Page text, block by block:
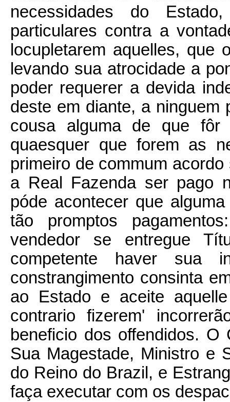
necessidades do
particulares contra a
locupletarem aquelles, que
levando sua atrocidade a
poder requerer a devida
deste em diante, a ninguem
cousa alguma de que fôr
quaesquer que forem as
primeiro de commum
a Real Fazenda ser pago
póde acontecer que
tão promptos
vendedor se entregue
competente haver sua
constrangimento consinta
ao Estado e aceite
contrario fizerem'
beneficio dos offendidos.
Sua Magestade, Ministro e
do Reino do Brazil, e
faça executar com os